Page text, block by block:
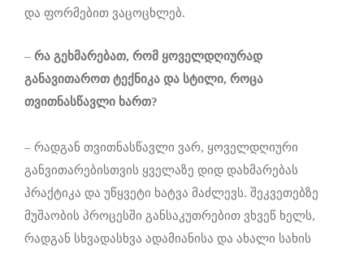
და ფორმებით ვაცოცხლებ.
– რა გეხმარებათ, რომ ყოველდღიურად
განავითაროთ ტექნიკა და სტილი, როცა
თვითნასწავლი ხართ?
– რადგან თვითნასწავლი ვარ, ყოველდღიური
განვითარებისთვის ყველაზე დიდ დახმარებას
პრაქტიკა და უწყვეტი ხატვა მაძლევს. შეკვეთებზე
მუშაობის პროცესში განსაკუთრებით ვხვეწ ხელს,
რადგან სხვადასხვა ადამიანისა და ახალი სახის